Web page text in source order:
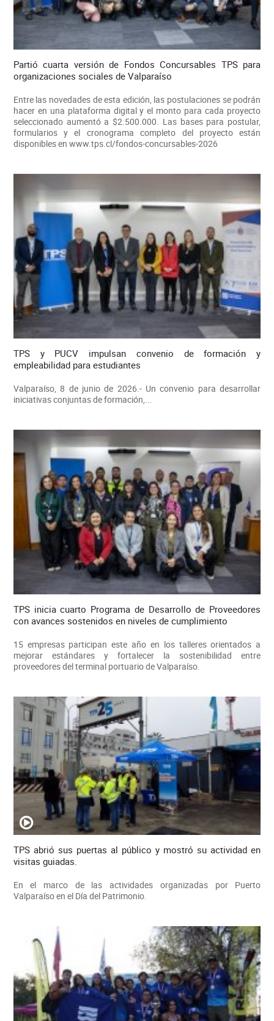
Partió cuarta versión de Fondos Concursables TPS para
organizaciones sociales de Valparaíso
Entre las novedades de esta edición, las postulaciones se podrán
hacer en una plataforma digital y el monto para cada proyecto
seleccionado aumentó a $2.500.000. Las bases para postular,
formularios y el cronograma completo del proyecto están
disponibles en www.tps.cl/fondos-concursables-2026
TPS y PUCV impulsan convenio de formación y
empleabilidad para estudiantes
Valparaíso, 8 de junio de 2026.- Un convenio para desarrollar
iniciativas conjuntas de formación,...
TPS inicia cuarto Programa de Desarrollo de Proveedores
con avances sostenidos en niveles de cumplimiento
15 empresas participan este año en los talleres orientados a
mejorar estándares y fortalecer la sostenibilidad entre
proveedores del terminal portuario de Valparaíso.
TPS abrió sus puertas al público y mostró su actividad en
visitas guiadas.
En el marco de las actividades organizadas por Puerto
Valparaíso en el Día del Patrimonio.